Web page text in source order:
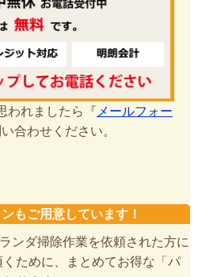
われましたら『 メールフォー
合わせください。
もご用意しています！
ンダ掃除作業を依頼された方に
ために、まとめてお得な「パ